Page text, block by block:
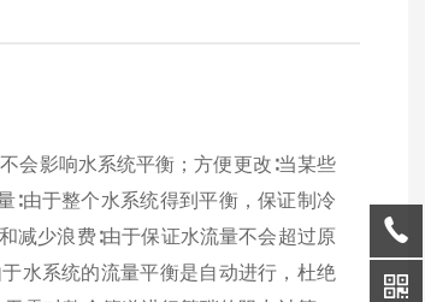
会影响水系统平衡；方便更改∶当某些
∶由于整个水系统得到平衡，保证制冷
减少浪费∶由于保证水流量不会超过原
水系统的流量平衡是自动进行，杜绝